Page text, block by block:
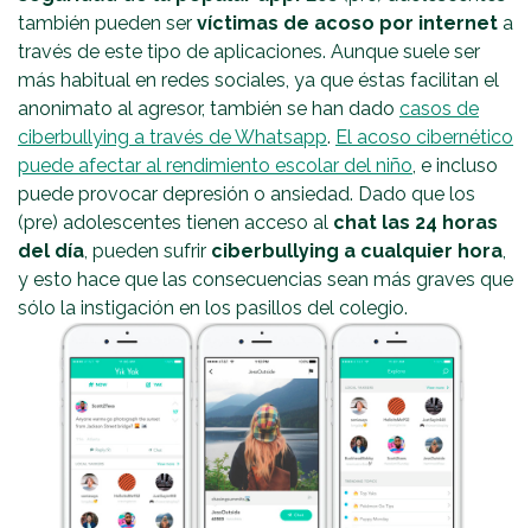
también pueden ser víctimas de acoso por internet a
través de este tipo de aplicaciones. Aunque suele ser
más habitual en redes sociales, ya que éstas facilitan el
anonimato al agresor, también se han dado casos de
ciberbullying a través de Whatsapp. El acoso cibernético
puede afectar al rendimiento escolar del niño, e incluso
puede provocar depresión o ansiedad. Dado que los
(pre) adolescentes tienen acceso al chat las 24 horas
del día, pueden sufrir ciberbullying a cualquier hora,
y esto hace que las consecuencias sean más graves que
sólo la instigación en los pasillos del colegio.